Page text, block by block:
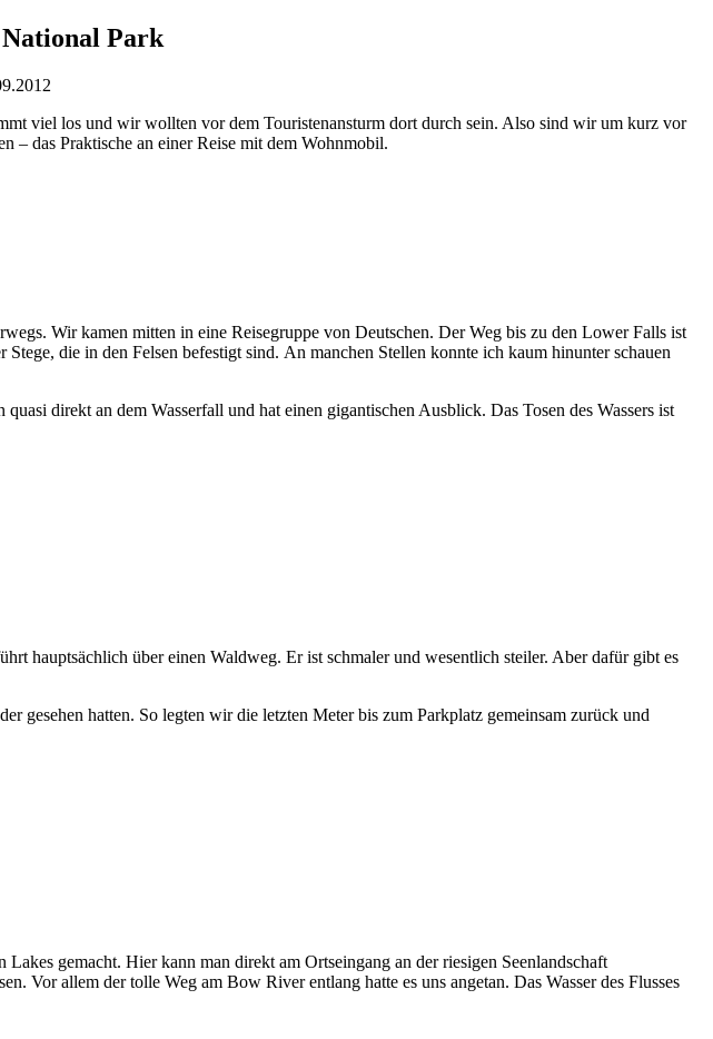
Park
viel los und wir wollten vor dem Touristenansturm dort durch sein. Also sind wir um kurz vor
– das Praktische an einer Reise mit dem Wohnmobil.
Wir kamen mitten in eine Reisegruppe von Deutschen. Der Weg bis zu den Lower Falls ist
die in den Felsen befestigt sind. An manchen Stellen konnte ich kaum hinunter schauen
direkt an dem Wasserfall und hat einen gigantischen Ausblick. Das Tosen des Wassers ist
hauptsächlich über einen Waldweg. Er ist schmaler und wesentlich steiler. Aber dafür gibt es
hatten. So legten wir die letzten Meter bis zum Parkplatz gemeinsam zurück und
gemacht. Hier kann man direkt am Ortseingang an der riesigen Seenlandschaft
Vor allem der tolle Weg am Bow River entlang hatte es uns angetan. Das Wasser des Flusses